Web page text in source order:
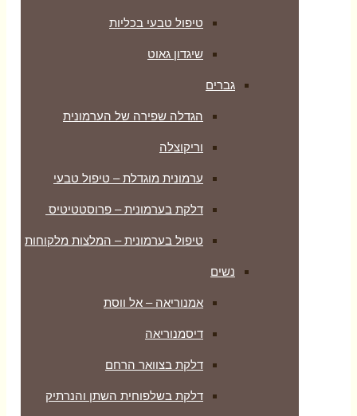
טיפול טבעי בכליות
שיגדון גאוט
גברים
הגדלה שפירה של הערמונית
וריקוצלה
ערמונית מוגדלת – טיפול טבעי
דלקת בערמונית – פרוסטטיטיס
טיפול בערמונית – המלצות מלקוחות
נשים
אמנוריאה – אל ווסת
דיסמנוריאה
דלקת בצוואר הרחם
דלקת בשלפוחית השתן והנרתיק